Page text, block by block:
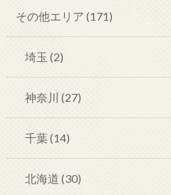
その他エリア (171)
埼玉 (2)
神奈川 (27)
千葉(14)
北海道 (30)